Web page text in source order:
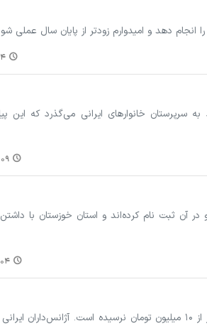
انجام دهد و امیدوارم زودتر از پایان سال عملی
یارانه بدون سود به سرپرستان خانوارهای ایرانی می‌گذرد
تاکنون ۳۹ هزار نفر از این طرح استقبال و در آن ثبت نام کرده‌اند و استان خوزستان
با نزدیک شدن روزهای پایانی تابستان، بلیت پروازهای ترکیه هنوز به کمتر از ۱۰ میلیون تومان نرسیده است.